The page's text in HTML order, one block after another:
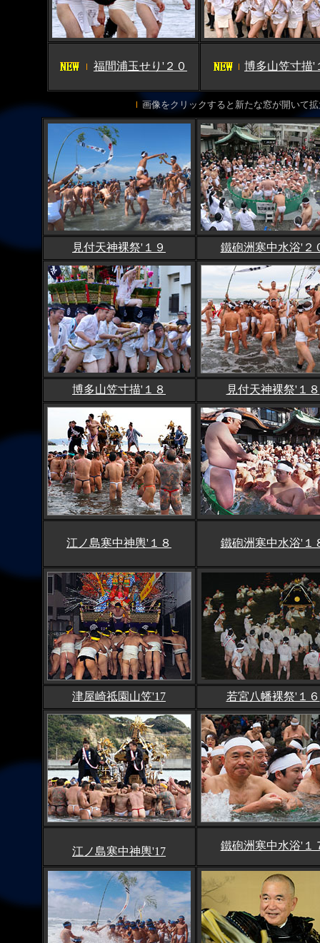
福間浦玉せり'２０ 博多山笠寸描'
画像をクリックすると新たな窓が開いて
見付天神裸祭'１９ 鐵砲洲寒中水浴'２
博多山笠寸描'１８ 見付天神裸祭'１８
江ノ島寒中神輿'１８ 鐵砲洲寒中水浴'１
津屋崎祗園山笠'17 若宮八幡裸祭'１６
江ノ島寒中神輿'17 鐵砲洲寒中水浴'１